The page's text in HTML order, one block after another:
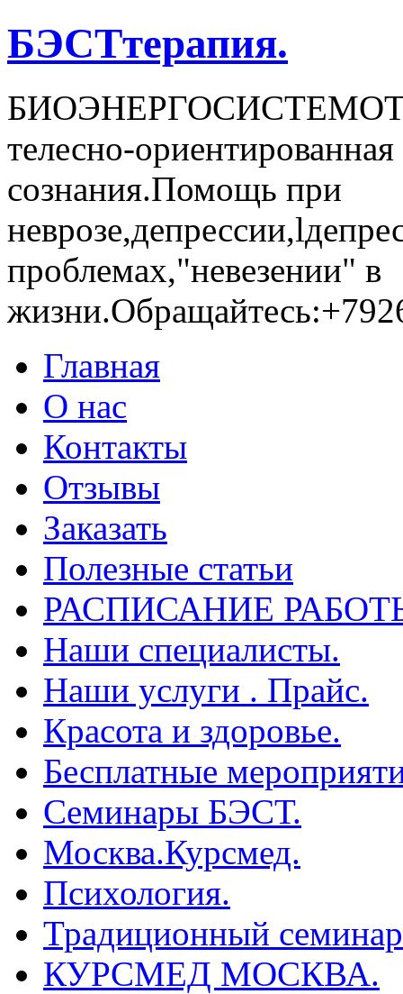
БЭСТтерапия.
телесно-
сознания.Помощь при
проблемах,"невезении" в
Главная
О нас
Контакты
Отзывы
Заказать
Полезные статьи
РАСПИСАНИЕ
Наши специалисты.
Наши услуги . Прайс.
Красота и здоровье.
Бесплатные
Семинары БЭСТ.
Москва.Курсмед.
Психология.
Традиционный
КУРСМЕД МОСКВА.